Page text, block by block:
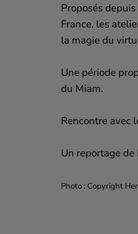
Proposés
France, les
la magie du
Une période
du Miam.
Rencontre avec
Un reportage de
Photo : Copyright